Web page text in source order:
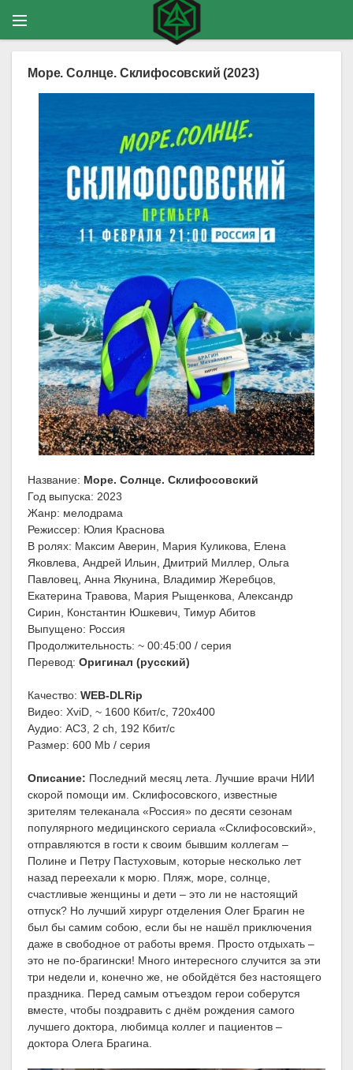
Море. Солнце. Склифосовский (2023)
Название: Море. Солнце. Склифосовский
Год выпуска: 2023
Жанр: мелодрама
Режиссер: Юлия Краснова
В ролях: Максим Аверин, Мария Куликова, Елена
Яковлева, Андрей Ильин, Дмитрий Миллер, Ольга
Павловец, Анна Якунина, Владимир Жеребцов,
Екатерина Травова, Мария Рыщенкова, Александр
Сирин, Константин Юшкевич, Тимур Абитов
Выпущено: Россия
Продолжительность: ~ 00:45:00 / серия
Перевод: Оригинал (русский)
Качество: WEB-DLRip
Видео: XviD, ~ 1600 Кбит/с, 720x400
Аудио: AC3, 2 ch, 192 Кбит/с
Размер: 600 Mb / серия
Описание: Последний месяц лета. Лучшие врачи НИИ
скорой помощи им. Склифосовского, известные
зрителям телеканала «Россия» по десяти сезонам
популярного медицинского сериала «Склифосовский»,
отправляются в гости к своим бывшим коллегам –
Полине и Петру Пастуховым, которые несколько лет
назад переехали к морю. Пляж, море, солнце,
счастливые женщины и дети – это ли не настоящий
отпуск? Но лучший хирург отделения Олег Брагин не
был бы самим собою, если бы не нашёл приключения
даже в свободное от работы время. Просто отдыхать –
это не по-брагински! Много интересного случится за эти
три недели и, конечно же, не обойдётся без настоящего
праздника. Перед самым отъездом герои соберутся
вместе, чтобы поздравить с днём рождения самого
лучшего доктора, любимца коллег и пациентов –
доктора Олега Брагина.